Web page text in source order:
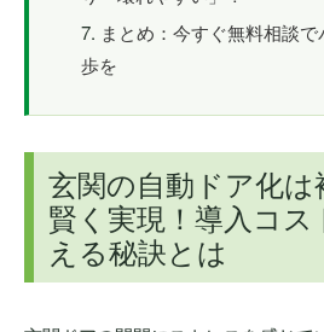
まとめ：今すぐ無料相談
歩を
玄関の自動ドア化
賢く実現！導入コ
える秘訣とは